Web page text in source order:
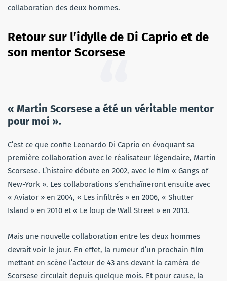
collaboration des deux hommes.
Retour sur l’idylle de Di Caprio et de
son mentor Scorsese
« Martin Scorsese a été un véritable mentor
pour moi ».
C’est ce que confie Leonardo Di Caprio en évoquant sa
première collaboration avec le réalisateur légendaire, Martin
Scorsese. L’histoire débute en 2002, avec le film « Gangs of
New-York ». Les collaborations s’enchaîneront ensuite avec
« Aviator » en 2004, « Les infiltrés » en 2006, « Shutter
Island » en 2010 et « Le loup de Wall Street » en 2013.
Mais une nouvelle collaboration entre les deux hommes
devrait voir le jour. En effet, la rumeur d’un prochain film
mettant en scène l’acteur de 43 ans devant la caméra de
Scorsese circulait depuis quelque mois. Et pour cause, la